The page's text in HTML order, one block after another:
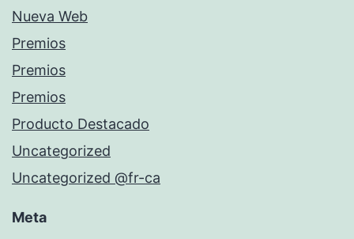
Nueva Web
Premios
Premios
Premios
Producto Destacado
Uncategorized
Uncategorized @fr-ca
Meta